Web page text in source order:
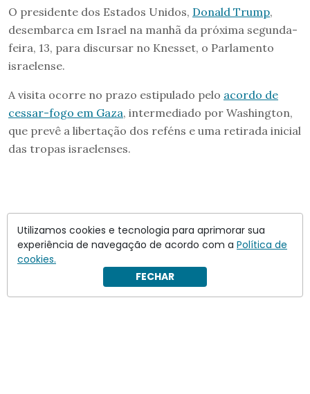
O presidente dos Estados Unidos, Donald Trump,
desembarca em Israel na manhã da próxima segunda-
feira, 13, para discursar no Knesset, o Parlamento
israelense.
A visita ocorre no prazo estipulado pelo acordo de
cessar-fogo em Gaza, intermediado por Washington,
que prevê a libertação dos reféns e uma retirada inicial
das tropas israelenses.
Utilizamos cookies e tecnologia para aprimorar sua
experiência de navegação de acordo com a Política de
cookies.
FECHAR